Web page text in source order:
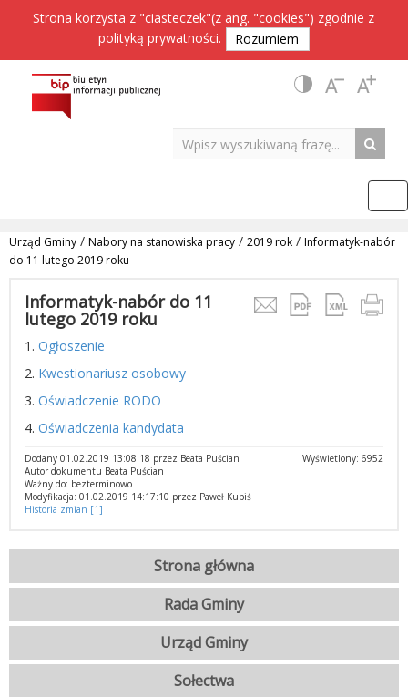
Strona korzysta z "ciasteczek"(z ang. "cookies") zgodnie z
polityką prywatności. Rozumiem
Urząd Gminy / Nabory na stanowiska pracy / 2019 rok / Informatyk-nabór
do 11 lutego 2019 roku
Informatyk-nabór do 11
lutego 2019 roku
1. Ogłoszenie
2. Kwestionariusz osobowy
3. Oświadczenie RODO
4. Oświadczenia kandydata
Wyświetlony: 6952
Dodany 01.02.2019 13:08:18 przez Beata Puścian
Autor dokumentu Beata Puścian
Ważny do: bezterminowo
Modyfikacja: 01.02.2019 14:17:10 przez Paweł Kubiś
Historia zmian [1]
Strona główna
Rada Gminy
Urząd Gminy
Sołectwa